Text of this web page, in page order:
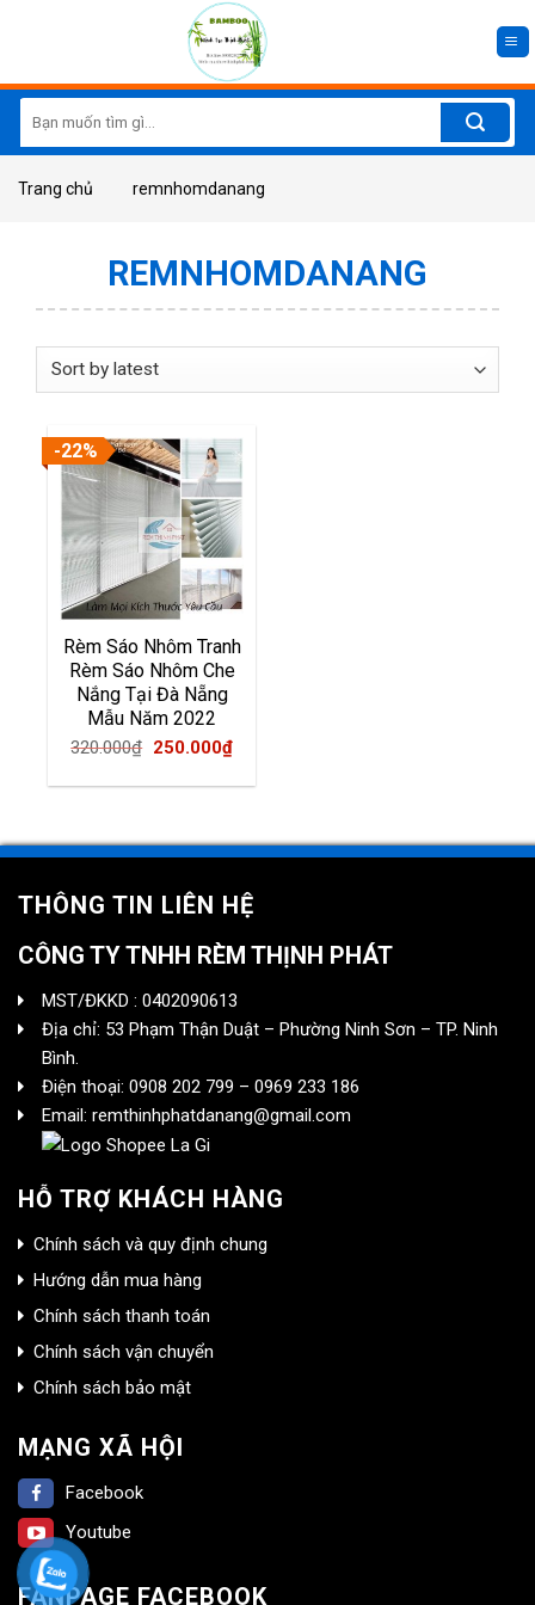
for:
Trang chủ remnhomdanang
REMNHOMDANANG
-22%
Rèm Sáo Nhôm Tranh
Rèm Sáo Nhôm Che
Nắng Tại Đà Nẵng
Mẫu Năm 2022
320.000₫ Original
250.000₫Current
THÔNG TIN LIÊN HỆ
CÔNG TY TNHH RÈM THỊNH PHÁT
MST/ĐKKD : 0402090613
Địa chỉ: 53 Phạm Thận Duật – Phường Ninh Sơn – TP. Ninh
Bình.
Điện thoại: 0908 202 799 – 0969 233 186
Email: remthinhphatdanang@gmail.com
HỖ TRỢ KHÁCH HÀNG
Chính sách và quy định chung
Hướng dẫn mua hàng
Chính sách thanh toán
Chính sách vận chuyển
Chính sách bảo mật
MẠNG XÃ HỘI
Facebook
Youtube
FANPAGE FACEBOOK